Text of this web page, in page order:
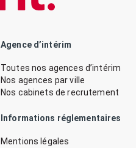
Agence d’intérim
Toutes nos agences d’intérim
Nos agences par ville
Nos cabinets de recrutement
Informations réglementaires
Mentions légales